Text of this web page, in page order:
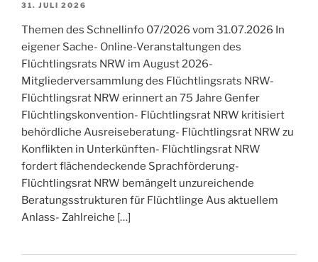
31. JULI 2026
Themen des Schnellinfo 07/2026 vom 31.07.2026 In
eigener Sache- Online-Veranstaltungen des
Flüchtlingsrats NRW im August 2026-
Mitgliederversammlung des Flüchtlingsrats NRW-
Flüchtlingsrat NRW erinnert an 75 Jahre Genfer
Flüchtlingskonvention- Flüchtlingsrat NRW kritisiert
behördliche Ausreiseberatung- Flüchtlingsrat NRW zu
Konflikten in Unterkünften- Flüchtlingsrat NRW
fordert flächendeckende Sprachförderung-
Flüchtlingsrat NRW bemängelt unzureichende
Beratungsstrukturen für Flüchtlinge Aus aktuellem
Anlass- Zahlreiche […]